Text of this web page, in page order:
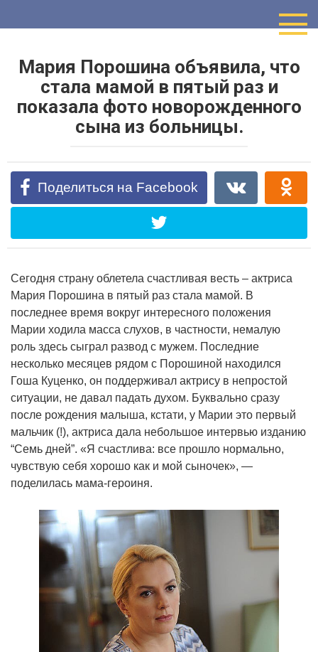
Мария Порошина объявила, что
стала мамой в пятый раз и
показала фото новорожденного
сына из больницы.
Поделиться на Facebook
Сегодня страну облетела счастливая весть – актриса
Мария Порошина в пятый раз стала мамой. В
последнее время вокруг интересного положения
Марии ходила масса слухов, в частности, немалую
роль здесь сыграл развод с мужем. Последние
несколько месяцев рядом с Порошиной находился
Гоша Куценко, он поддерживал актрису в непростой
ситуации, не давал падать духом. Буквально сразу
после рождения малыша, кстати, у Марии это первый
мальчик (!), актриса дала небольшое интервью изданию
“Семь дней”. «Я счастлива: все прошло нормально,
чувствую себя хорошо как и мой сыночек», —
поделилась мама-героиня.